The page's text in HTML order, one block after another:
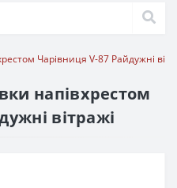
Чарівниця V-87 Райдужні
напівхрестом
вітражі